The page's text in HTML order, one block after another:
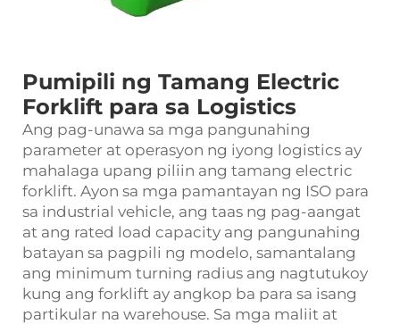
Pumipili ng Tamang Electric
Forklift para sa Logistics
Ang pag-unawa sa mga pangunahing
parameter at operasyon ng iyong logistics ay
mahalaga upang piliin ang tamang electric
forklift. Ayon sa mga pamantayan ng ISO para
sa industrial vehicle, ang taas ng pag-aangat
at ang rated load capacity ang pangunahing
batayan sa pagpili ng modelo, samantalang
ang minimum turning radius ang nagtutukoy
kung ang forklift ay angkop ba para sa isang
partikular na warehouse. Sa mga maliit at